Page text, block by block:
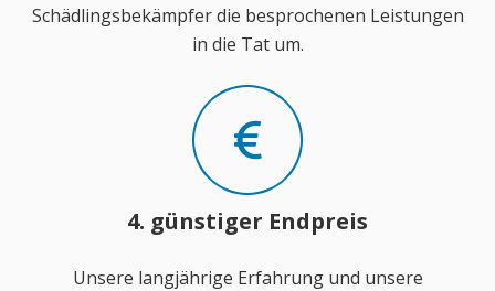
Schädlingsbekämpfer die besprochenen Leistungen
in die Tat um.
4. günstiger Endpreis
Unsere langjährige Erfahrung und unsere